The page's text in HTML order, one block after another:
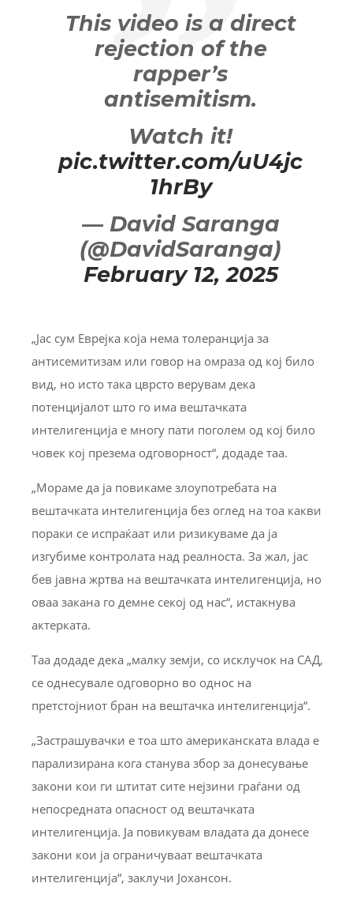
This video is a direct
rejection of the
rapper’s
antisemitism.
Watch it!
pic.twitter.com/uU4jc
1hrBy
— David Saranga
(@DavidSaranga)
February 12, 2025
„Јас сум Еврејка која нема толеранција за
антисемитизам или говор на омраза од кој било
вид, но исто така цврсто верувам дека
потенцијалот што го има вештачката
интелигенција е многу пати поголем од кој било
човек кој презема одговорност“, додаде таа.
„Мораме да ја повикаме злоупотребата на
вештачката интелигенција без оглед на тоа какви
пораки се испраќаат или ризикуваме да ја
изгубиме контролата над реалноста. За жал, јас
бев јавна жртва на вештачката интелигенција, но
оваа закана го демне секој од нас“, истакнува
актерката.
Таа додаде дека „малку земји, со исклучок на САД,
се однесувале одговорно во однос на
претстојниот бран на вештачка интелигенција“.
„Застрашувачки е тоа што американската влада е
парализирана кога станува збор за донесување
закони кои ги штитат сите нејзини граѓани од
непосредната опасност од вештачката
интелигенција. Ја повикувам владата да донесе
закони кои ја ограничуваат вештачката
интелигенција“, заклучи Јохансон.